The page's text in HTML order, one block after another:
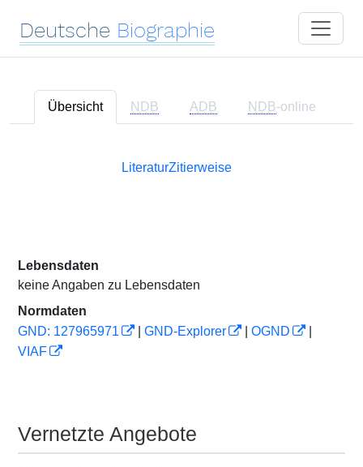
Deutsche Biographie
Übersicht NDB ADB NDB-online
LiteraturZitierweise
Lebensdaten
keine Angaben zu Lebensdaten
Normdaten
GND: 127965971
GND-Explorer OGND
VIAF
Vernetzte Angebote